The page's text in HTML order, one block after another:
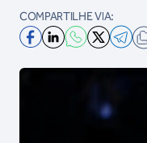
COMPARTILHE VIA: